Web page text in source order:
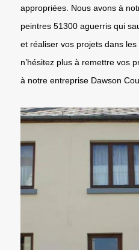
appropriées. Nous avons à
peintres 51300 aguerris qui
et réaliser vos projets dans les
n’hésitez plus à remettre vos
à notre entreprise Dawson